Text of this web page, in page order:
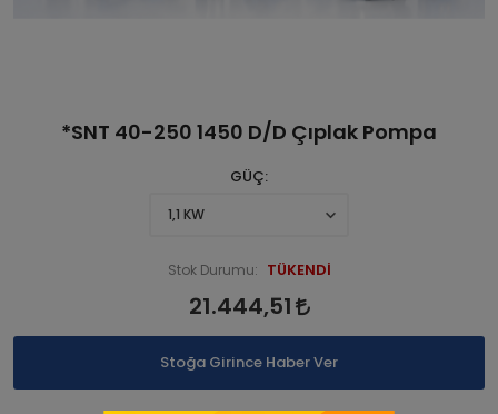
*SNT 40-250 1450 D/D Çıplak Pompa
GÜÇ
Stok Durumu: TÜKENDİ
21.444,51
Stoğa Girince Haber Ver